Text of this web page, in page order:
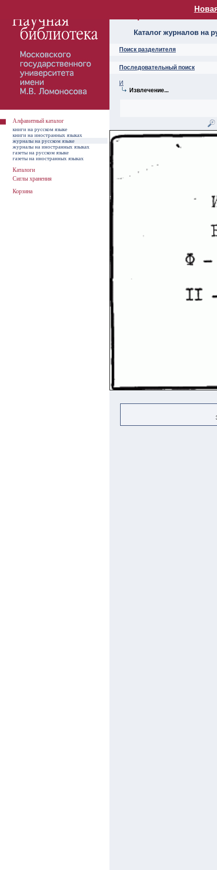
Алфавитный
Каталог журналов на
Поиск разделителя
Последовательный поиск
И
Извлечение...
Алфавитный каталог
книги на русском языке
книги на иностранных языках
журналы на русском языке
журналы на иностранных языках
газеты на русском языке
газеты на иностранных языках
Каталоги
Сиглы хранения
Корзина